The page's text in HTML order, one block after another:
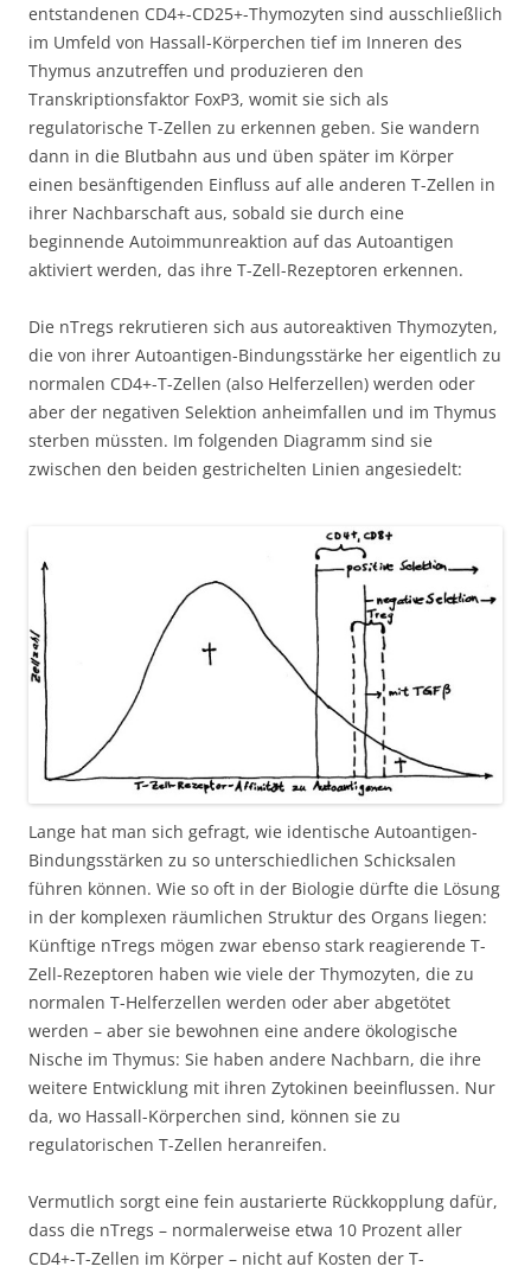
entstandenen CD4+-CD25+-Thymozyten sind ausschließlich
im Umfeld von Hassall-Körperchen tief im Inneren des
Thymus anzutreffen und produzieren den
Transkriptionsfaktor FoxP3, womit sie sich als
regulatorische T-Zellen zu erkennen geben. Sie wandern
dann in die Blutbahn aus und üben später im Körper
einen besänftigenden Einfluss auf alle anderen T-Zellen in
ihrer Nachbarschaft aus, sobald sie durch eine
beginnende Autoimmunreaktion auf das Autoantigen
aktiviert werden, das ihre T-Zell-Rezeptoren erkennen.
Die nTregs rekrutieren sich aus autoreaktiven Thymozyten,
die von ihrer Autoantigen-Bindungsstärke her eigentlich zu
normalen CD4+-T-Zellen (also Helferzellen) werden oder
aber der negativen Selektion anheimfallen und im Thymus
sterben müssten. Im folgenden Diagramm sind sie
zwischen den beiden gestrichelten Linien angesiedelt:
Lange hat man sich gefragt, wie identische Autoantigen-
Bindungsstärken zu so unterschiedlichen Schicksalen
führen können. Wie so oft in der Biologie dürfte die Lösung
in der komplexen räumlichen Struktur des Organs liegen:
Künftige nTregs mögen zwar ebenso stark reagierende T-
Zell-Rezeptoren haben wie viele der Thymozyten, die zu
normalen T-Helferzellen werden oder aber abgetötet
werden – aber sie bewohnen eine andere ökologische
Nische im Thymus: Sie haben andere Nachbarn, die ihre
weitere Entwicklung mit ihren Zytokinen beeinflussen. Nur
da, wo Hassall-Körperchen sind, können sie zu
regulatorischen T-Zellen heranreifen.
Vermutlich sorgt eine fein austarierte Rückkopplung dafür,
dass die nTregs – normalerweise etwa 10 Prozent aller
CD4+-T-Zellen im Körper – nicht auf Kosten der T-